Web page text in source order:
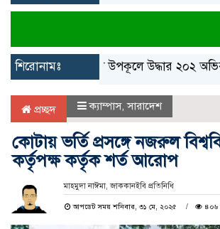
শিরোনামঃগ্রিস উপকূলে উদ্ধার ২০২ অভিবাসী,
প্রচ্ছদ ক্যাম্পাস,সারাদেশ
কোটায় ভর্তি প্রসঙ্গে নজরুল
কর্তৃপক্ষ কর্তৃক শর্ত আরোপ
মাহমুদা নাঈমা, জাককানইবি প্রতিনিধি
আপডেট সময় শনিবার, ৩১ মে, ২০২৫ ৪০৬